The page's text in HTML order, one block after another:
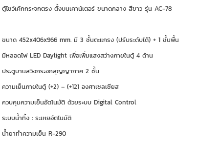
ตู้โชว์เค้กกระจกตรง ตั้งบนเคาน์เตอร์ ขนาดกลาง สีขาว รุ่น AC-78
ขนาด 452x406x966 mm. มี 3 ชั้นตะแกรง (ปรับระดับได้) + 1 ชั้นพื้น
มีหลอดไฟ LED Daylight เพื่อเพิ่มแสงสว่างภายในตู้ 4 ด้าน
ประตูบานสวิงกระจกสุญญากาศ 2 ชั้น
ความเย็นภายในตู้ (+2) – (+12) องศาเซลเซียส
ควบคุมความเย็นอัตโนมัติ ด้วยระบบ Digital Control
ระบบน้ำทิ้ง : ระเหยอัตโนมัติ
น้ำยาทำความเย็น R-290